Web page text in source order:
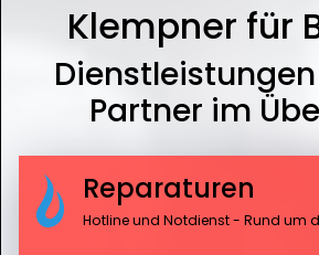
Klempner für
Partner im
Reparaturen
Hotline und Notdienst - Rund um